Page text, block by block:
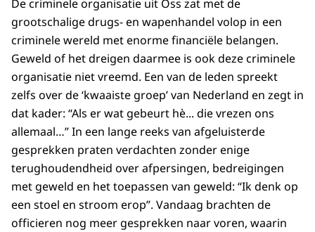
De criminele organisatie uit Oss zat met de
grootschalige drugs- en wapenhandel volop in een
criminele wereld met enorme financiële belangen.
Geweld of het dreigen daarmee is ook deze criminele
organisatie niet vreemd. Een van de leden spreekt
zelfs over de ‘kwaaiste groep’ van Nederland en zegt in
dat kader: “Als er wat gebeurt hè... die vrezen ons
allemaal…” In een lange reeks van afgeluisterde
gesprekken praten verdachten zonder enige
terughoudendheid over afpersingen, bedreigingen
met geweld en het toepassen van geweld: “Ik denk op
een stoel en stroom erop”. Vandaag brachten de
officieren nog meer gesprekken naar voren, waarin